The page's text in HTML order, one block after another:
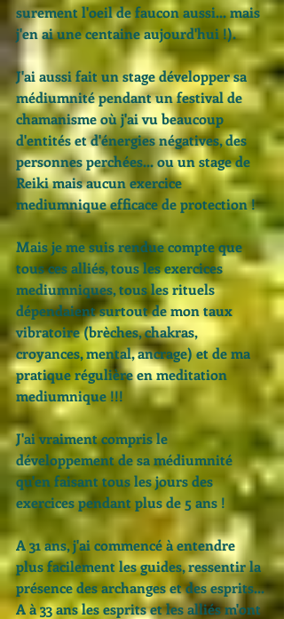
surement l'oeil de faucon aussi... mais
j'en ai une centaine aujourd'hui !).
J'ai aussi fait un stage développer sa
médiumnité pendant un festival de
chamanisme où j'ai vu beaucoup
d'entités et d'énergies négatives, des
personnes perchées... ou un stage de
Reiki mais aucun exercice
mediumnique efficace de protection !
Mais je me suis rendue compte que
tous ces alliés, tous les exercices
mediumniques, tous les rituels
dépendaient surtout de mon taux
vibratoire (brèches, chakras,
croyances, mental, ancrage) et de ma
pratique régulière en meditation
mediumnique !!!
J'ai vraiment compris le
développement de sa médiumnité
qu'en faisant tous les jours des
exercices pendant plus de 5 ans !
A 31 ans, j'ai commencé à entendre
plus facilement les guides, ressentir la
présence des archanges et des esprits...
A à 33 ans les esprits et les alliés m'ont